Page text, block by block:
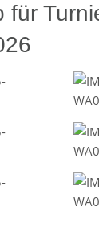
für